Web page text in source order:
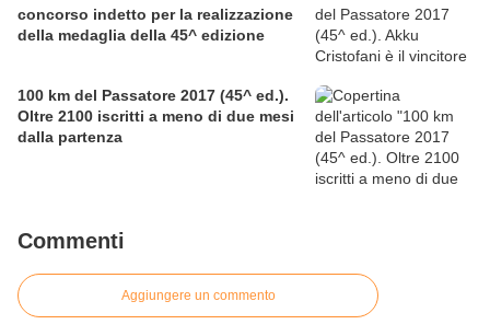
concorso indetto per la realizzazione
della medaglia della 45^ edizione
100 km del Passatore 2017 (45^ ed.).
Oltre 2100 iscritti a meno di due mesi
dalla partenza
Commenti
Aggiungere un commento